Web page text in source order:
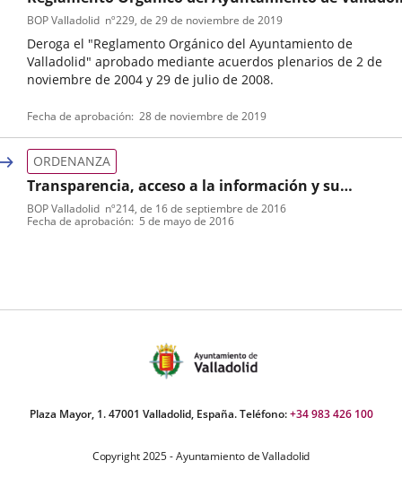
externa.
Deroga el "Reglamento Orgánico del Ayuntamiento de
Valladolid" aprobado mediante acuerdos plenarios de 2 de
noviembre de 2004 y 29 de julio de 2008.
de
normativa
boletin
BOP Valladolid nº229, de 29 de noviembre de 2019
Fecha de aprobación 28 de noviembre de 2019
Transparencia, acceso a la información y su
reutilización. Ordenanza
Tipo
de
ORDENANZA
Referencia
boletin
BOP Valladolid nº214, de 16 de septiembre de 2016
Fecha de aprobación 5 de mayo de 2016
Plaza Mayor, 1. 47001 Valladolid, España. Teléfono:+34 983 426 100
Copyright 2025 - Ayuntamiento de Valladolid